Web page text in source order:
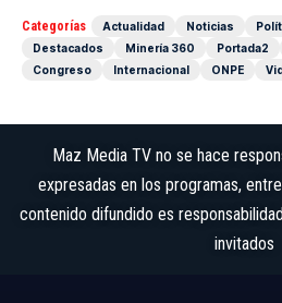
Categorías Actualidad Noticias
Destacados
Minería 360 Portada2
Congreso
Internacional ONPE
Maz Media TV no se hace
expresadas en los programas,
contenido difundido es
invitados